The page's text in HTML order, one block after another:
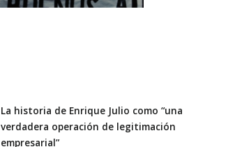
La historia de Enrique Julio como “una
verdadera operación de legitimación
empresarial”